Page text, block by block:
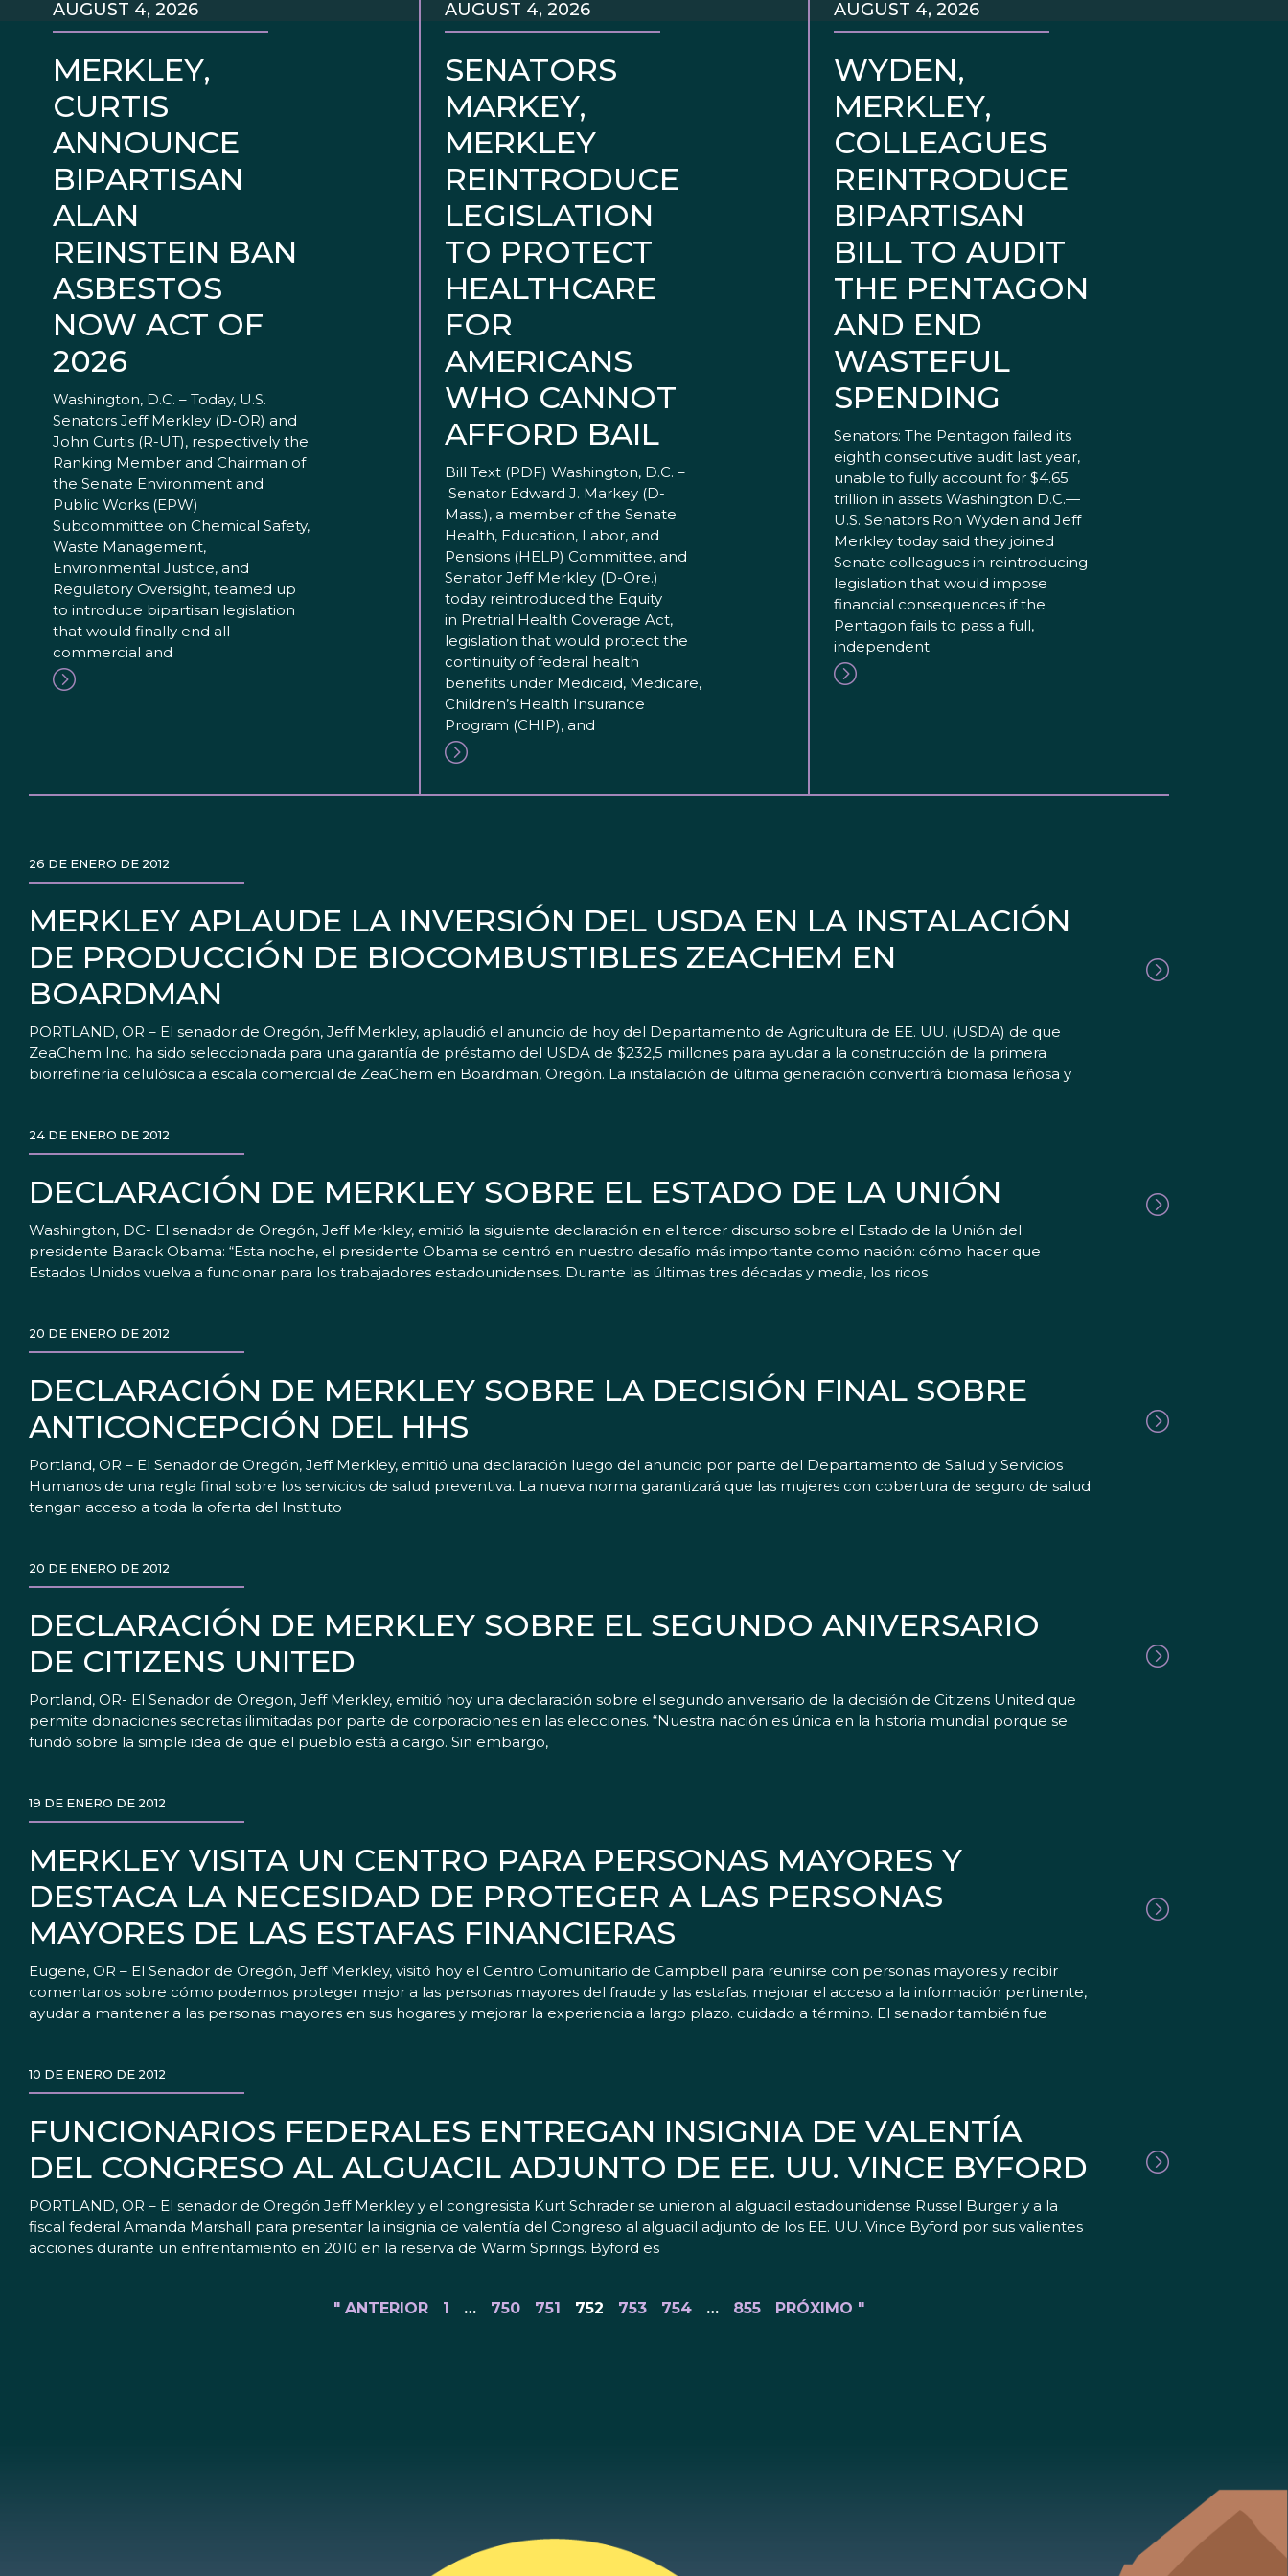
MERKLEY,
CURTIS
ANNOUNCE
BIPARTISAN
ALAN
REINSTEIN BAN
ASBESTOS
NOW ACT OF
2026
AUGUST 4, 2026
Washington, D.C. – Today, U.S.
Senators Jeff Merkley (D-OR) and
John Curtis (R-UT), respectively the
Ranking Member and Chairman of
the Senate Environment and
Public Works (EPW)
Subcommittee on Chemical Safety,
Waste Management,
Environmental Justice, and
Regulatory Oversight, teamed up
to introduce bipartisan legislation
that would finally end all
commercial and
SENATORS
MARKEY,
MERKLEY
REINTRODUCE
LEGISLATION
TO PROTECT
HEALTHCARE
FOR
AMERICANS
WHO CANNOT
AFFORD BAIL
AUGUST 4, 2026
Bill Text (PDF) Washington, D.C. –
Senator Edward J. Markey (D-
Mass.), a member of the Senate
Health, Education, Labor, and
Pensions (HELP) Committee, and
Senator Jeff Merkley (D-Ore.)
today reintroduced the Equity
in Pretrial Health Coverage Act,
legislation that would protect the
continuity of federal health
benefits under Medicaid, Medicare,
Children’s Health Insurance
Program (CHIP), and
WYDEN,
MERKLEY,
COLLEAGUES
REINTRODUCE
BIPARTISAN
BILL TO AUDIT
THE PENTAGON
AND END
WASTEFUL
SPENDING
AUGUST 4, 2026
Senators: The Pentagon failed its
eighth consecutive audit last year,
unable to fully account for $4.65
trillion in assets Washington D.C.—
U.S. Senators Ron Wyden and Jeff
Merkley today said they joined
Senate colleagues in reintroducing
legislation that would impose
financial consequences if the
Pentagon fails to pass a full,
independent
MERKLEY APLAUDE LA INVERSIÓN DEL USDA EN LA INSTALACIÓN
DE PRODUCCIÓN DE BIOCOMBUSTIBLES ZEACHEM EN
BOARDMAN
26 DE ENERO DE 2012
PORTLAND, OR – El senador de Oregón, Jeff Merkley, aplaudió el anuncio de hoy del Departamento de Agricultura de EE. UU. (USDA) de que
ZeaChem Inc. ha sido seleccionada para una garantía de préstamo del USDA de $232,5 millones para ayudar a la construcción de la primera
biorrefinería celulósica a escala comercial de ZeaChem en Boardman, Oregón. La instalación de última generación convertirá biomasa leñosa y
DECLARACIÓN DE MERKLEY SOBRE EL ESTADO DE LA UNIÓN
24 DE ENERO DE 2012
Washington, DC- El senador de Oregón, Jeff Merkley, emitió la siguiente declaración en el tercer discurso sobre el Estado de la Unión del
presidente Barack Obama: “Esta noche, el presidente Obama se centró en nuestro desafío más importante como nación: cómo hacer que
Estados Unidos vuelva a funcionar para los trabajadores estadounidenses. Durante las últimas tres décadas y media, los ricos
DECLARACIÓN DE MERKLEY SOBRE LA DECISIÓN FINAL SOBRE
ANTICONCEPCIÓN DEL HHS
20 DE ENERO DE 2012
Portland, OR – El Senador de Oregón, Jeff Merkley, emitió una declaración luego del anuncio por parte del Departamento de Salud y Servicios
Humanos de una regla final sobre los servicios de salud preventiva. La nueva norma garantizará que las mujeres con cobertura de seguro de salud
tengan acceso a toda la oferta del Instituto
DECLARACIÓN DE MERKLEY SOBRE EL SEGUNDO ANIVERSARIO
DE CITIZENS UNITED
20 DE ENERO DE 2012
Portland, OR- El Senador de Oregon, Jeff Merkley, emitió hoy una declaración sobre el segundo aniversario de la decisión de Citizens United que
permite donaciones secretas ilimitadas por parte de corporaciones en las elecciones. “Nuestra nación es única en la historia mundial porque se
fundó sobre la simple idea de que el pueblo está a cargo. Sin embargo,
MERKLEY VISITA UN CENTRO PARA PERSONAS MAYORES Y
DESTACA LA NECESIDAD DE PROTEGER A LAS PERSONAS
MAYORES DE LAS ESTAFAS FINANCIERAS
19 DE ENERO DE 2012
Eugene, OR – El Senador de Oregón, Jeff Merkley, visitó hoy el Centro Comunitario de Campbell para reunirse con personas mayores y recibir
comentarios sobre cómo podemos proteger mejor a las personas mayores del fraude y las estafas, mejorar el acceso a la información pertinente,
ayudar a mantener a las personas mayores en sus hogares y mejorar la experiencia a largo plazo. cuidado a término. El senador también fue
FUNCIONARIOS FEDERALES ENTREGAN INSIGNIA DE VALENTÍA
DEL CONGRESO AL ALGUACIL ADJUNTO DE EE. UU. VINCE BYFORD
10 DE ENERO DE 2012
PORTLAND, OR – El senador de Oregón Jeff Merkley y el congresista Kurt Schrader se unieron al alguacil estadounidense Russel Burger y a la
fiscal federal Amanda Marshall para presentar la insignia de valentía del Congreso al alguacil adjunto de los EE. UU. Vince Byford por sus valientes
acciones durante un enfrentamiento en 2010 en la reserva de Warm Springs. Byford es
" ANTERIOR 1 … 750 751 752 753 754 … 855 PRÓXIMO "